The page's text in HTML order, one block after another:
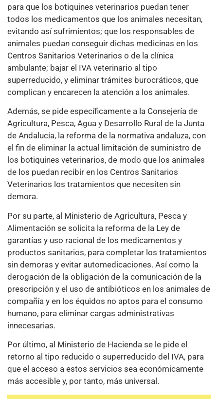
para que los botiquines veterinarios puedan tener
todos los medicamentos que los animales necesitan,
evitando así sufrimientos; que los responsables de
animales puedan conseguir dichas medicinas en los
Centros Sanitarios Veterinarios o de la clínica
ambulante; bajar el IVA veterinario al tipo
superreducido, y eliminar trámites burocráticos, que
complican y encarecen la atención a los animales.
Además, se pide específicamente a la Consejería de
Agricultura, Pesca, Agua y Desarrollo Rural de la Junta
de Andalucía, la reforma de la normativa andaluza, con
el fin de eliminar la actual limitación de suministro de
los botiquines veterinarios, de modo que los animales
de los puedan recibir en los Centros Sanitarios
Veterinarios los tratamientos que necesiten sin
demora.
Por su parte, al Ministerio de Agricultura, Pesca y
Alimentación se solicita la reforma de la Ley de
garantías y uso racional de los medicamentos y
productos sanitarios, para completar los tratamientos
sin demoras y evitar automedicaciones. Así como la
derogación de la obligación de la comunicación de la
prescripción y el uso de antibióticos en los animales de
compañía y en los équidos no aptos para el consumo
humano, para eliminar cargas administrativas
innecesarias.
Por último, al Ministerio de Hacienda se le pide el
retorno al tipo reducido o superreducido del IVA, para
que el acceso a estos servicios sea económicamente
más accesible y, por tanto, más universal.